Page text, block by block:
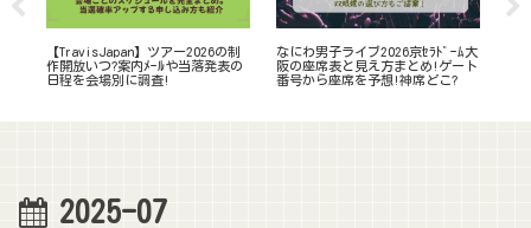
【TravisJapan】ツアー2026の制
作開放いつ?案内ﾒｰﾙや当落発表の
日程を会場別に調査!
なにわ男子ライブ2026京ｾﾗﾄﾞｰﾑ大
阪の座席表と見え方まとめ!ゲート
番号から座席を予想!神席どこ?
2025-07